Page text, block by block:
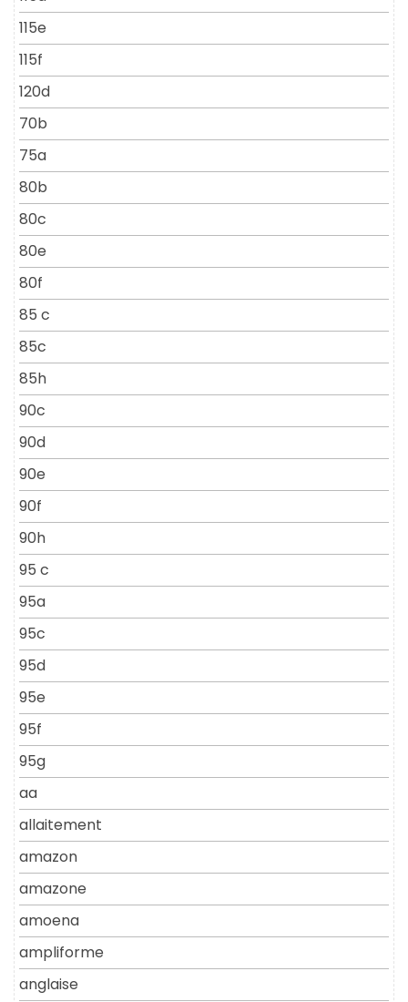
115e
115f
120d
70b
75a
80b
80c
80e
80f
85 c
85c
85h
90c
90d
90e
90f
90h
95 c
95a
95c
95d
95e
95f
95g
aa
allaitement
amazon
amazone
amoena
ampliforme
anglaise